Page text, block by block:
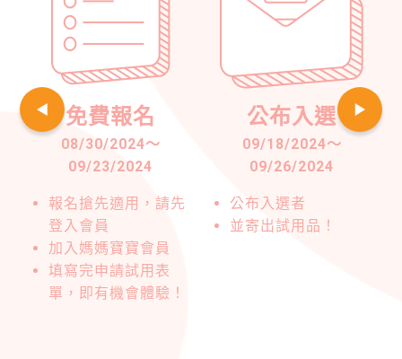
免費報名
08/30/2024～
09/23/2024
報名搶先適用，請先
登入會員
加入媽媽寶寶會員
填寫完申請試用表
單，即有機會體驗！
公布入選
09/18/2024～
09/26/2024
公布入選者
並寄出試用品！